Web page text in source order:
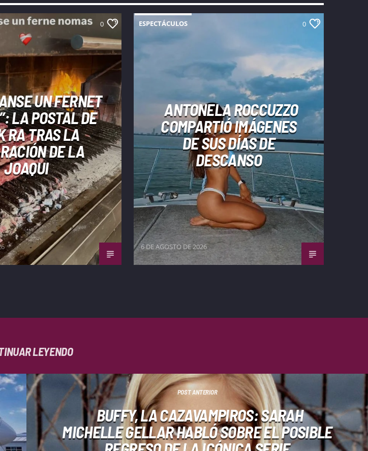
0
UN FERNET
LA POSTAL DE
RA TRAS LA
DE LA
JOAQUI
ESPECTÁCULOS 0
ANTONELA ROCCUZZO
COMPARTIÓ IMÁGENES
DE SUS DÍAS DE
DESCANSO
6 DE AGOSTO DE 2026
LEYENDO
POST ANTERIOR
BUFFY, LA CAZAVAMPIROS: SARAH
MICHELLE GELLAR HABLÓ SOBRE EL POSIBLE